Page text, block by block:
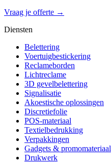
Vraag je offerte →
Diensten
Belettering
Voertuigbestickering
Reclameborden
Lichtreclame
3D gevelbelettering
Signalisatie
Akoestische oplossingen
Discretiefolie
POS-materiaal
Textielbedrukking
Verpakkingen
Gadgets & promomateriaal
Drukwerk